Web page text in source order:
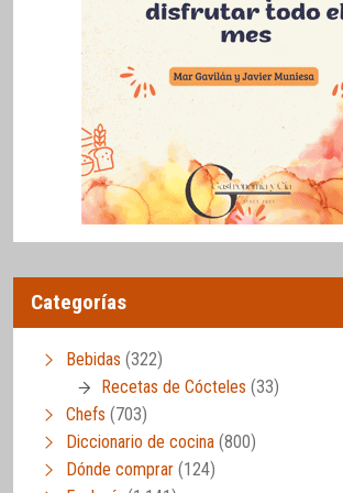
Categorías
Bebidas (322)
Recetas de Cócteles (33)
Chefs (703)
Diccionario de cocina (800)
Dónde comprar (124)